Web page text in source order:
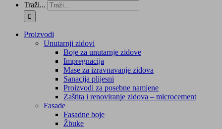
Traži...
Proizvodi
Unutarnji zidovi
Boje za unutarnje zidove
Impregnacija
Mase za izravnavanje zidova
Sanacija plijesni
Proizvodi za posebne namjene
Zaštita i renoviranje zidova – microcement
Fasade
Fasadne boje
Žbuke